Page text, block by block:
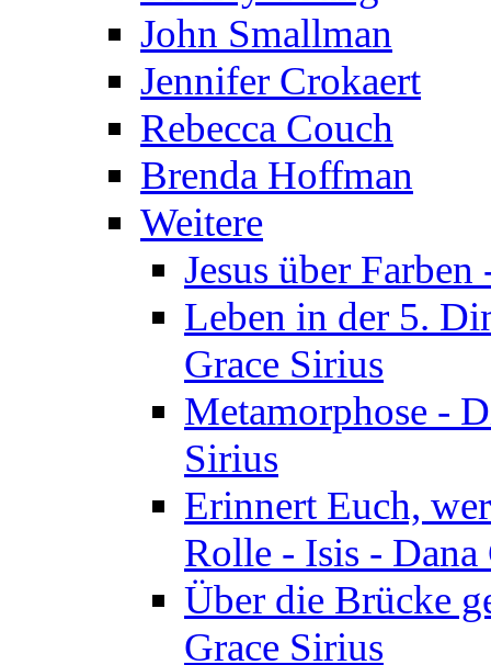
John Smallman
Jennifer Crokaert
Rebecca Couch
Brenda Hoffman
Weitere
Jesus über Farben
Leben in der 5.
Grace Sirius
Metamorphose -
Sirius
Erinnert Euch,
Rolle - Isis - Dana
Über die Brücke
Grace Sirius